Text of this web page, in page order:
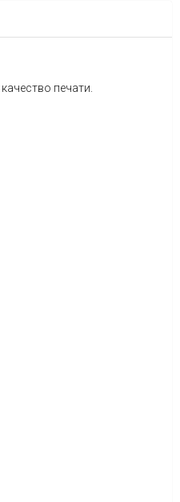
качество печати.